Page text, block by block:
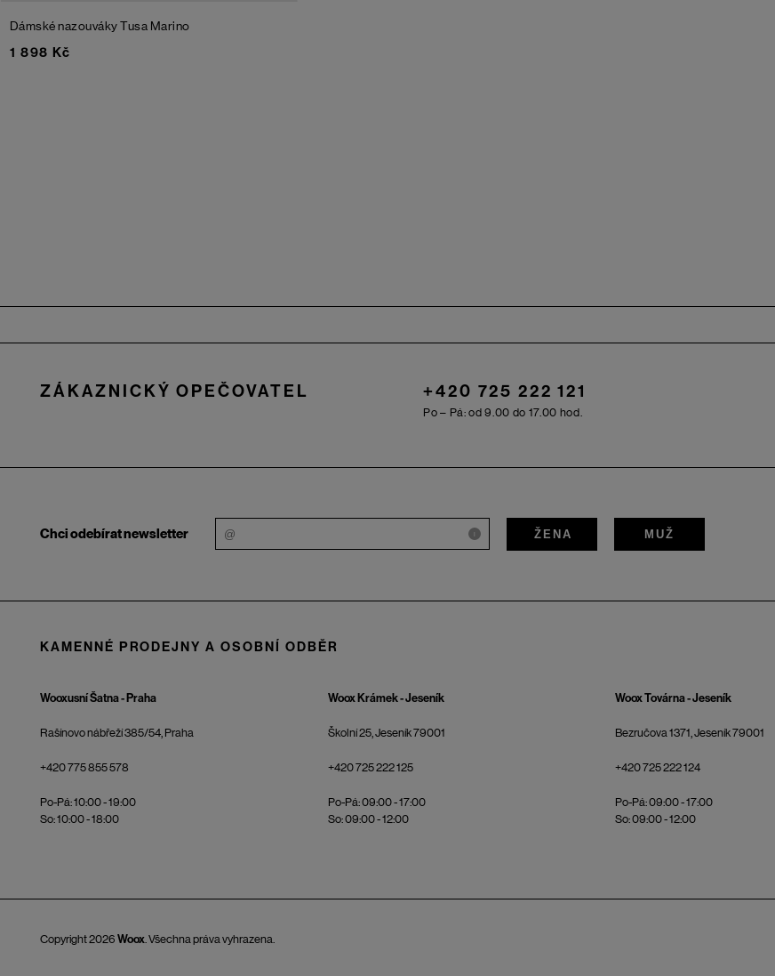
Dámské nazouváky Tusa Marino
1 898 Kč
ZÁKAZNICKÝ OPEČOVATEL +420 725 222 121
Po – Pá: od 9.00 do 17.00 hod.
Chci odebírat newsletter i ŽENA MUŽ
KAMENNÉ PRODEJNY A OSOBNÍ ODBĚR
Wooxusní Šatna - Praha
Rašínovo nábřeží 385/54, Praha
+420 775 855 578
Po-Pá: 10:00 - 19:00
So: 10:00 - 18:00
Woox Krámek - Jeseník
Školní 25, Jeseník 79001
+420 725 222 125
Po-Pá: 09:00 - 17:00
So: 09:00 - 12:00
Woox Továrna - Jeseník
Bezručova 1371, Jeseník 79001
+420 725 222 124
Po-Pá: 09:00 - 17:00
So: 09:00 - 12:00
Copyright 2026 Woox. Všechna práva vyhrazena.